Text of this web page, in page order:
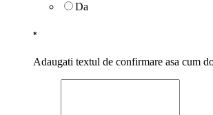
Da
*
Adaugati textul de confirmare asa cum